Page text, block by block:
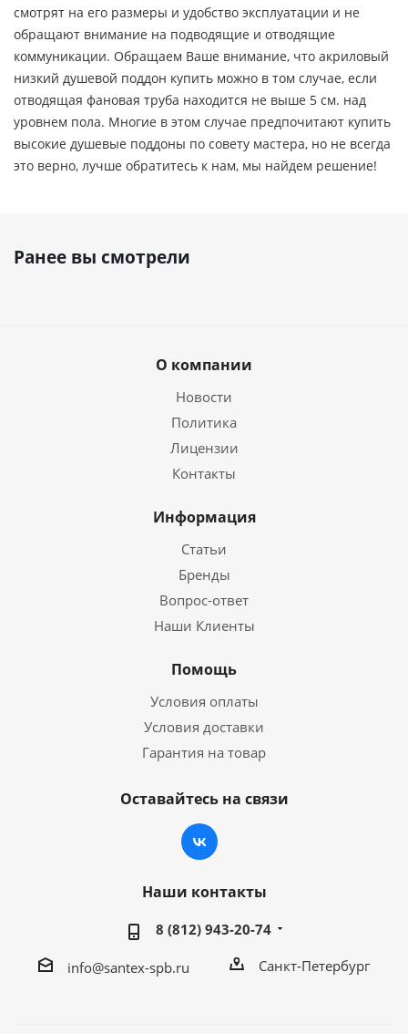
смотрят на его размеры и удобство эксплуатации и не
обращают внимание на подводящие и отводящие
коммуникации. Обращаем Ваше внимание, что акриловый
низкий душевой поддон купить можно в том случае, если
отводящая фановая труба находится не выше 5 см. над
уровнем пола. Многие в этом случае предпочитают купить
высокие душевые поддоны по совету мастера, но не всегда
это верно, лучше обратитесь к нам, мы найдем решение!
Ранее вы смотрели
О компании
Новости
Политика
Лицензии
Контакты
Информация
Статьи
Бренды
Вопрос-ответ
Наши Клиенты
Помощь
Условия оплаты
Условия доставки
Гарантия на товар
Оставайтесь на связи
Наши контакты
8 (812) 943-20-74
info@santex-spb.ru Санкт-Петербург